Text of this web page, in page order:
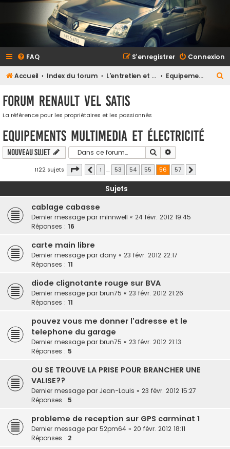
FAQ Connexion
S’enregistrer
Accueil Index du forum L'entretien et la maintenance Equipements multimedia et électricité
e
r
Forum Renault VEL SATIS
La référence pour les propriétaires et les passionnés
Equipements multimedia et électricité
Nouveau sujet Rechercher
1122 sujets Page Précédente
1 … 53 54 55 56 57
Sujets
cablage cabasse
Dernier message par minnwell « 24 févr. 2012 19:45
Réponses : 16
carte main libre
Dernier message par dany « 23 févr. 2012 22:17
Réponses : 11
diode clignotante rouge sur BVA
Dernier message par brun75 « 23 févr. 2012 21:26
Réponses : 11
pouvez vous me donner l'adresse et le
telephone du garage
Dernier message par brun75 « 23 févr. 2012 21:13
Réponses : 5
OU SE TROUVE LA PRISE POUR BRANCHER UNE
VALISE??
Dernier message par Jean-Louis « 23 févr. 2012 15:27
Réponses : 5
probleme de reception sur GPS carminat 1
Dernier message par 52pm64 « 20 févr. 2012 18:11
Réponses : 2